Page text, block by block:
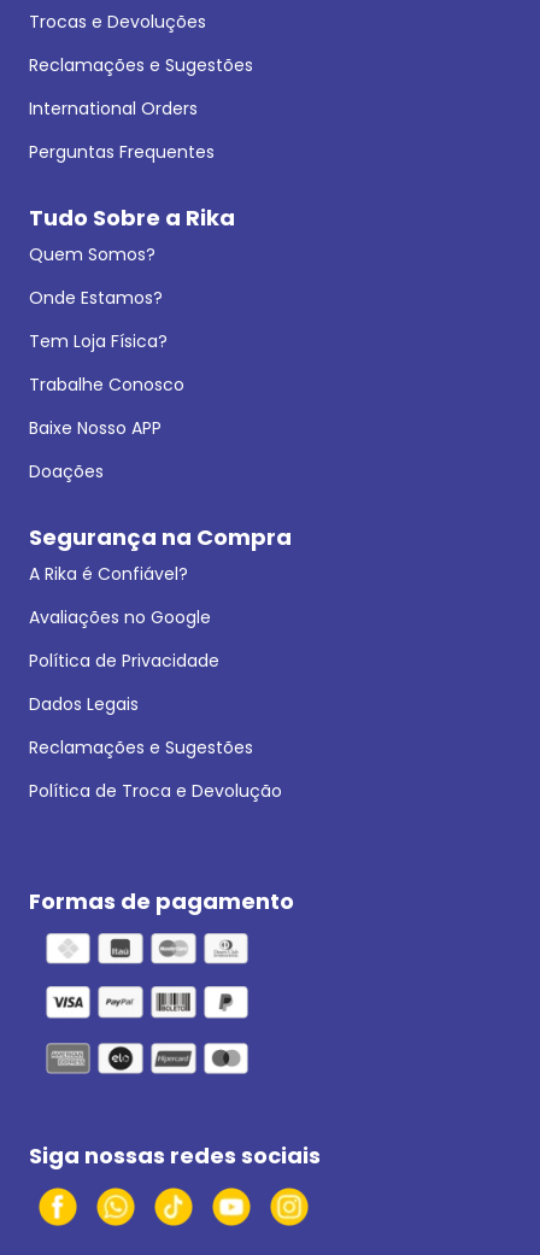
Trocas e Devoluções
Reclamações e Sugestões
International Orders
Perguntas Frequentes
Tudo Sobre a Rika
Quem Somos?
Onde Estamos?
Tem Loja Física?
Trabalhe Conosco
Baixe Nosso APP
Doações
Segurança na Compra
A Rika é Confiável?
Avaliações no Google
Política de Privacidade
Dados Legais
Reclamações e Sugestões
Política de Troca e Devolução
Formas de pagamento
Siga nossas redes sociais